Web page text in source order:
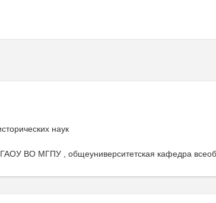
наук
ВО МГПУ , общеуниверситетская кафедра